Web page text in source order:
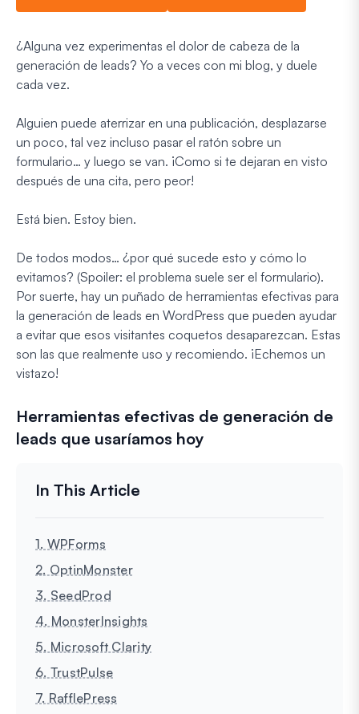
¿Alguna vez experimentas el dolor de cabeza de la
generación de leads? Yo a veces con mi blog, y duele
cada vez.
Alguien puede aterrizar en una publicación, desplazarse
un poco, tal vez incluso pasar el ratón sobre un
formulario… y luego se van. ¡Como si te dejaran en visto
después de una cita, pero peor!
Está bien. Estoy bien.
De todos modos… ¿por qué sucede esto y cómo lo
evitamos? (Spoiler: el problema suele ser el formulario).
Por suerte, hay un puñado de herramientas efectivas para
la generación de leads en WordPress que pueden ayudar
a evitar que esos visitantes coquetos desaparezcan. Estas
son las que realmente uso y recomiendo. ¡Echemos un
vistazo!
Herramientas efectivas de generación de
leads que usaríamos hoy
1. WPForms
2. OptinMonster
3. SeedProd
4. MonsterInsights
5. Microsoft Clarity
6. TrustPulse
7. RafflePress